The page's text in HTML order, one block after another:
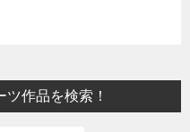
作品を検索！